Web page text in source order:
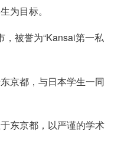
为目标。
，被誉为“Kansai第一私
京都，与日本学生一同
东京都，以严谨的学术